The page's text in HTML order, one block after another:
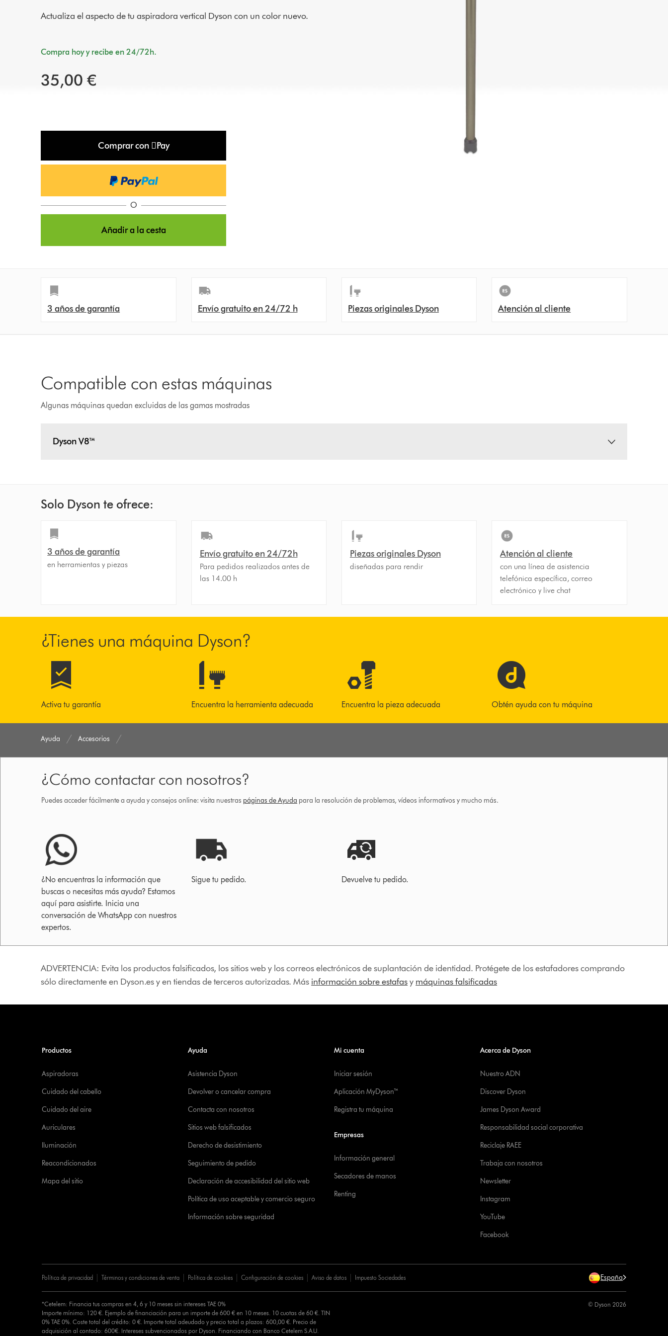
Actualiza el aspecto de tu aspiradora vertical Dyson con un color nuevo.
Compra hoy y recibe en 24/72h.
35,00 €
Comprar con Pay
O
Añadir a la cesta
3 años de garantía Envío gratuito en 24/72 h Piezas originales Dyson Atención al cliente
Compatible con estas máquinas
Algunas máquinas quedan excluidas de las gamas mostradas
Dyson V8™
Solo Dyson te ofrece:
3 años de garantía
en herramientas y piezas
Envío gratuito en 24/72h
Para pedidos realizados antes de
las 14.00 h
Piezas originales Dyson
diseñadas para rendir
Atención al cliente
con una línea de asistencia
telefónica específica, correo
electrónico y live chat
¿Tienes una máquina Dyson?
Activa tu garantía Encuentra la herramienta adecuada Encuentra la pieza adecuada Obtén ayuda con tu máquina
Ayuda Accesorios
¿Cómo contactar con nosotros?
Puedes acceder fácilmente a ayuda y consejos online: visita nuestras páginas de Ayuda para la resolución de problemas, vídeos informativos y mucho más.
¿No encuentras la información que
buscas o necesitas más ayuda? Estamos
aquí para asistirte. Inicia una
conversación de WhatsApp con nuestros
expertos.
Sigue tu pedido. Devuelve tu pedido.
ADVERTENCIA: Evita los productos falsificados, los sitios web y los correos electrónicos de suplantación de identidad. Protégete de los estafadores comprando
sólo directamente en Dyson.es y en tiendas de terceros autorizadas. Más información sobre estafasy máquinas falsificadas
Productos
Aspiradoras
Cuidado del cabello
Cuidado del aire
Auriculares
Iluminación
Reacondicionados
Mapa del sitio
Ayuda
Asistencia Dyson
Devolver o cancelar compra
Contacta con nosotros
Sitios web falsificados
Derecho de desistimiento
Seguimiento de pedido
Declaración de accesibilidad del sitio web
Política de uso aceptable y comercio seguro
Información sobre seguridad
Mi cuenta
Iniciar sesión
Aplicación MyDyson™
Registra tu máquina
Empresas
Información general
Secadores de manos
Renting
Acerca de Dyson
Nuestro ADN
Discover Dyson
James Dyson Award
Responsabilidad social corporativa
Reciclaje RAEE
Trabaja con nosotros
Newsletter
Instagram
YouTube
Facebook
Política de privacidad Términos y condiciones de venta Política de cookies Configuración de cookies Aviso de datos Impuesto Sociedades España
*Cetelem: Financia tus compras en 4, 6 y 10 meses sin intereses TAE 0%
Importe mínimo: 120 €. Ejemplo de financiación para un importe de 600 € en 10 meses. 10 cuotas de 60 €. TIN
0% TAE 0%. Coste total del crédito: 0 €. Importe total adeudado y precio total a plazos: 600,00 €. Precio de
adquisición al contado: 600€. Intereses subvencionados por Dyson. Financiando con Banco Cetelem S.A.U.
© Dyson 2026